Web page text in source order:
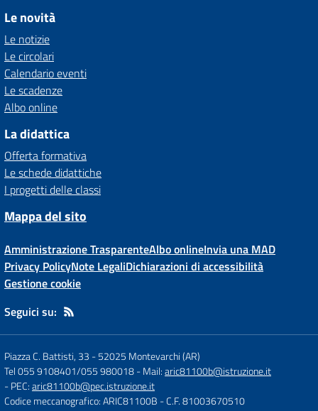
Le novità
Le notizie
Le circolari
Calendario eventi
Le scadenze
Albo online
La didattica
Offerta formativa
Le schede didattiche
I progetti delle classi
Mappa del sito
Amministrazione TrasparenteAlbo onlineInvia una MAD
Privacy PolicyNote LegaliDichiarazioni di accessibilità
Gestione cookie
Seguici su:
Piazza C. Battisti, 33 -52025 Montevarchi (AR)
Tel 055 9108401/055 980018- Mail:aric81100b@istruzione.it
- PEC:aric81100b@pec.istruzione.it
Codice meccanografico: ARIC81100B - C.F. 81003670510